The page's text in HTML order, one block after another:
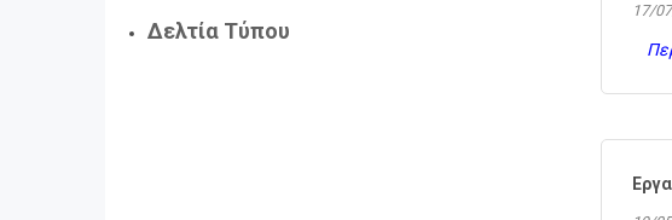
Δελτία Τύπου
17/